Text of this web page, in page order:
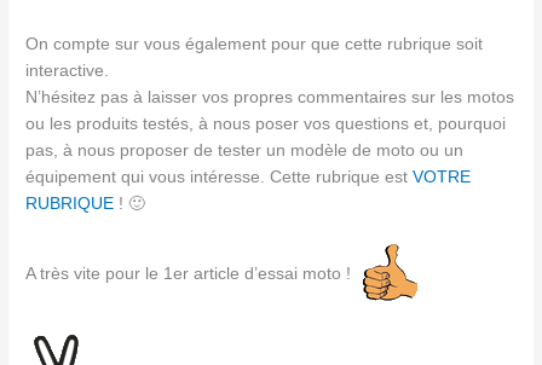
On compte sur vous également pour que cette rubrique soit
interactive.
N’hésitez pas à laisser vos propres commentaires sur les motos
ou les produits testés, à nous poser vos questions et, pourquoi
pas, à nous proposer de tester un modèle de moto ou un
équipement qui vous intéresse. Cette rubrique estVOTRE
RUBRIQUE ! 🙂
A très vite pour le 1er article d’essai moto !